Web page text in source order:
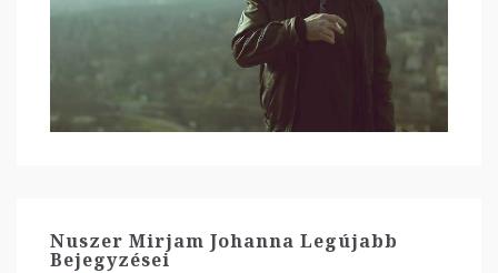
Nuszer Mirjam Johanna Legújabb
Bejegyzései